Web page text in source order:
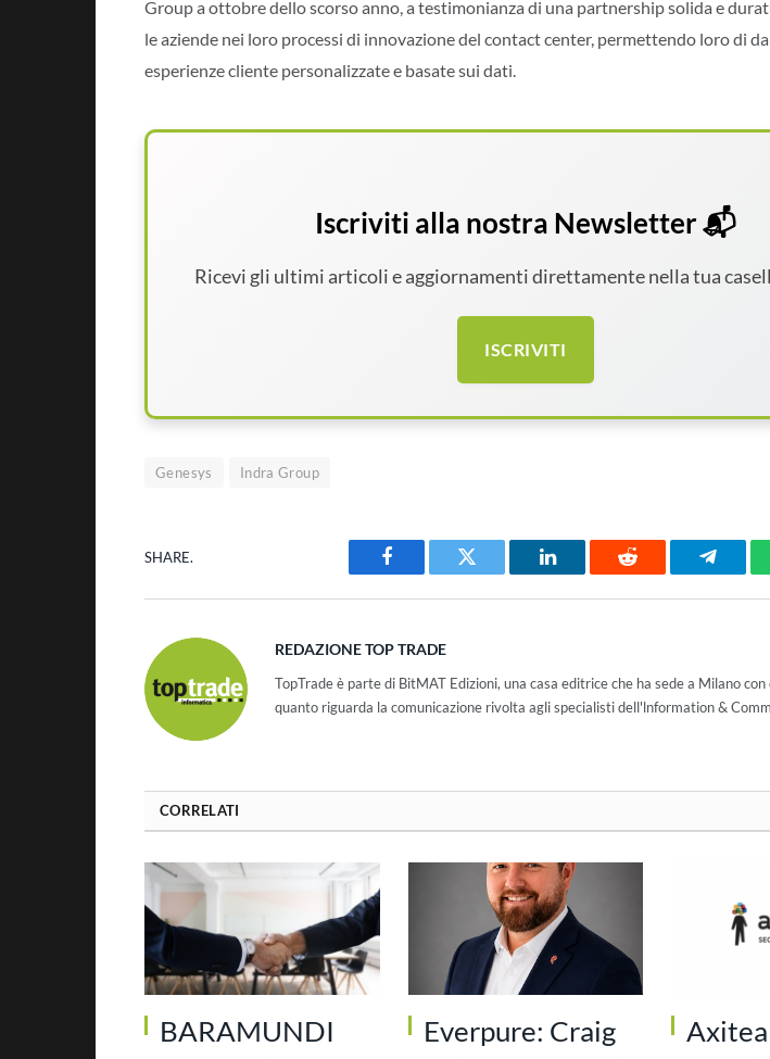
Group a ottobre dello scorso anno, a testimonianza di una partnership solida e
le aziende nei loro processi di innovazione del contact center, permettendo loro di
esperienze cliente personalizzate e basate sui dati.
Iscriviti alla nostra Newsletter 📬
Ricevi gli ultimi articoli e aggiornamenti direttamente nella tua
ISCRIVITI
Genesys Indra Group
SHARE.
Facebook Twitter LinkedIn Reddit
REDAZIONE TOP TRADE
TopTrade è parte di BitMAT Edizioni, una casa editrice che ha sede a Milano
quanto riguarda la comunicazione rivolta agli specialisti dell'lnformation &
CORRELATI
BARAMUNDI
Everpure: Craig